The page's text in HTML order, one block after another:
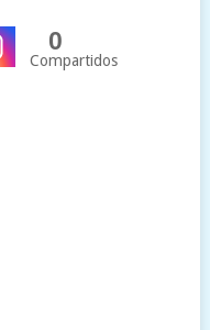
0
Compartidos